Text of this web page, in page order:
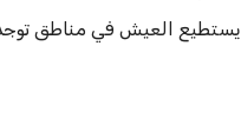
يستطيع العيش في مناطق توجد